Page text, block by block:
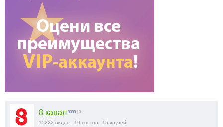
8 канал 9099 | 0
15222 видео 19 постов 15 друзей